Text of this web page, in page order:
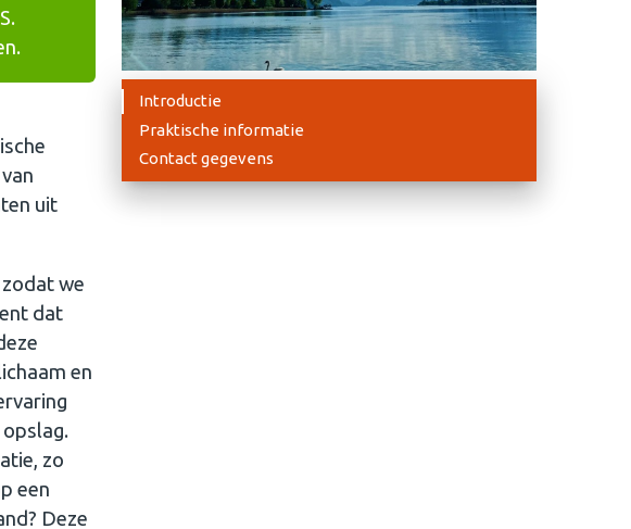
uit
we
dat
en
zo
een
Deze
Introductie
Praktische informatie
Contact gegevens